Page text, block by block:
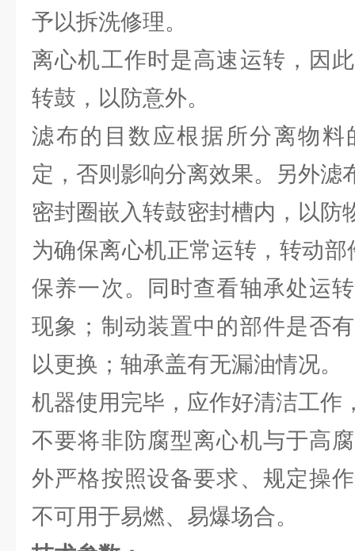
予以拆洗修理。
离心机工作时是高速运转，因
转鼓，以防意外。
滤布的目数应根据所分离物料
定，否则影响分离效果。另外滤
密封圈嵌入转鼓密封槽内，以防
为确保离心机正常运转，转动
保养一次。同时查看轴承处运
现象；制动装置中的部件是否
以更换；轴承盖有无漏油情况。
机器使用完毕，应作好清洁工作
不要将非防腐型离心机与于高
外严格按照设备要求、规定操
不可用于易燃、易爆场合。